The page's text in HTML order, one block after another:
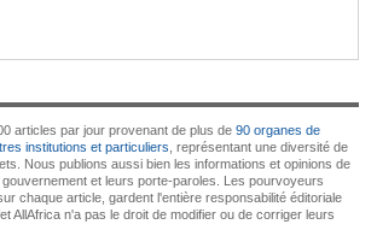
articles par jour provenant de plus de 90 organes de
institutions et particuliers , représentant une diversité de
Nous publions aussi bien les informations et opinions de
et leurs porte-paroles. Les pourvoyeurs
chaque article, gardent l'entière responsabilité éditoriale
AllAfrica n'a pas le droit de modifier ou de corriger leurs